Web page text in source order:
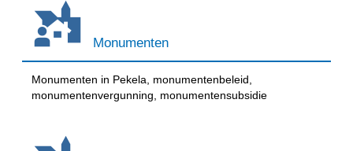
Monumenten
Monumenten in Pekela, monumentenbeleid,
monumentenvergunning, monumentensubsidie